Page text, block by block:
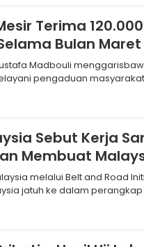
Terima
Bulan Maret
Madbouli
pengaduan
terpadu
Sebut Kerja
Membuat
Road Initiative (BRI) tidak
jatuh ke dalam
Perhubungan (Menhub)